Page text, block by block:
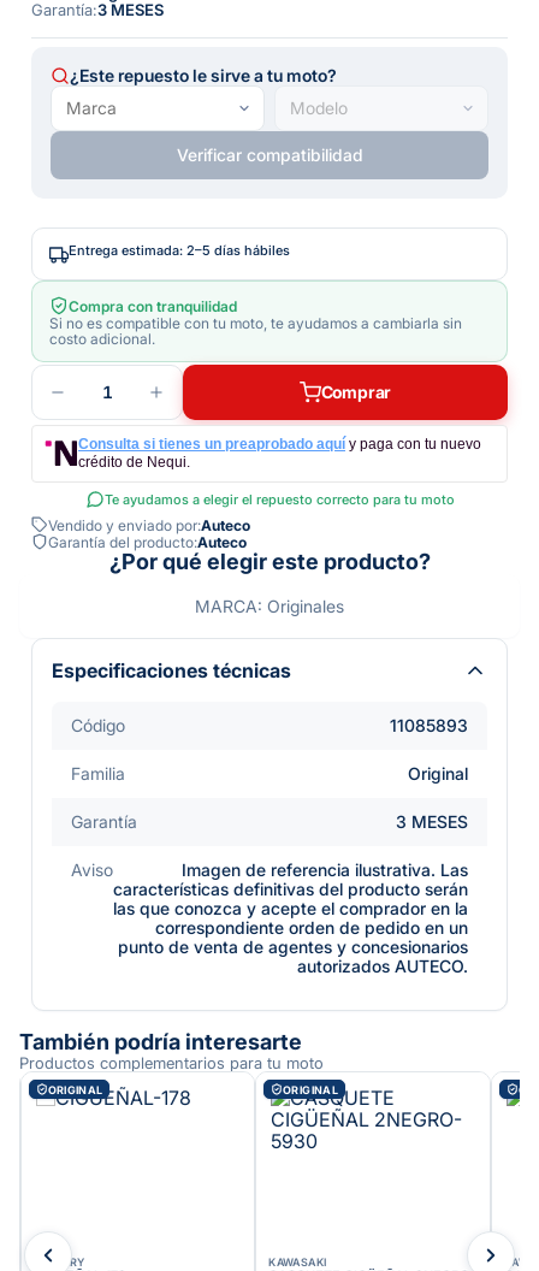
Garantía:3 MESES
¿Este repuesto le sirve a tu moto?
Verificar compatibilidad
Entrega estimada: 2–5 días hábiles
Compra con tranquilidad
Si no es compatible con tu moto, te ayudamos a cambiarla sin
costo adicional.
1 Comprar
Consulta si tienes un preaprobado aquí y paga con tu nuevo
crédito de Nequi.
Te ayudamos a elegir el repuesto correcto para tu moto
Vendido y enviado por:Auteco
Garantía del producto:Auteco
¿Por qué elegir este producto?
MARCA: Originales
Especificaciones técnicas
Código 11085893
Familia Original
Garantía 3 MESES
Aviso
Imagen de referencia ilustrativa. Las
características definitivas del producto serán
las que conozca y acepte el comprador en la
correspondiente orden de pedido en un
punto de venta de agentes y concesionarios
autorizados AUTECO.
También podría interesarte
Productos complementarios para tu moto
ORIGINAL
VICTORY
ORIGINAL
KAWASAKI